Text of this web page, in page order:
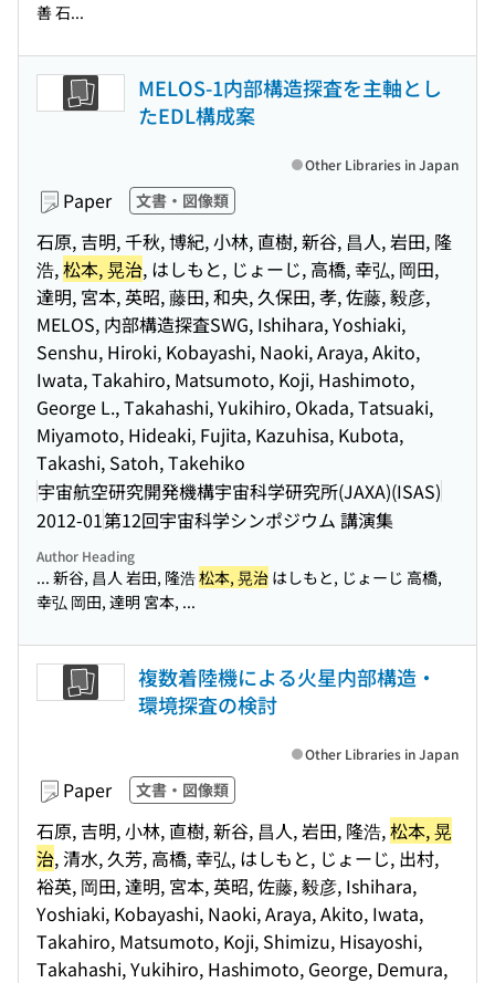
善 石...
MELOS-1内部構造探査を主軸とし
たEDL構成案
Paper 文書・図像類
石原, 吉明, 千秋, 博紀, 小林, 直樹, 新谷, 昌人, 岩田, 隆
浩,松本, 晃治, はしもと, じょーじ, 高橋, 幸弘, 岡田,
達明, 宮本, 英昭, 藤田, 和央, 久保田, 孝, 佐藤, 毅彦,
MELOS, 内部構造探査SWG, Ishihara, Yoshiaki,
Senshu, Hiroki, Kobayashi, Naoki, Araya, Akito,
Iwata, Takahiro, Matsumoto, Koji, Hashimoto,
George L., Takahashi, Yukihiro, Okada, Tatsuaki,
Miyamoto, Hideaki, Fujita, Kazuhisa, Kubota,
Takashi, Satoh, Takehiko
宇宙航空研究開発機構宇宙科学研究所(JAXA)(ISAS)
2012-01第12回宇宙科学シンポジウム 講演集
Other Libraries in Japan
Author Heading
... 新谷, 昌人 岩田, 隆浩松本, 晃治 はしもと, じょーじ 高橋,
幸弘 岡田, 達明 宮本, ...
複数着陸機による火星内部構造・
環境探査の検討
Paper 文書・図像類
石原, 吉明, 小林, 直樹, 新谷, 昌人, 岩田, 隆浩,松本, 晃
治, 清水, 久芳, 高橋, 幸弘, はしもと, じょーじ, 出村,
裕英, 岡田, 達明, 宮本, 英昭, 佐藤, 毅彦, Ishihara,
Yoshiaki, Kobayashi, Naoki, Araya, Akito, Iwata,
Takahiro, Matsumoto, Koji, Shimizu, Hisayoshi,
Takahashi, Yukihiro, Hashimoto, George, Demura,
Other Libraries in Japan